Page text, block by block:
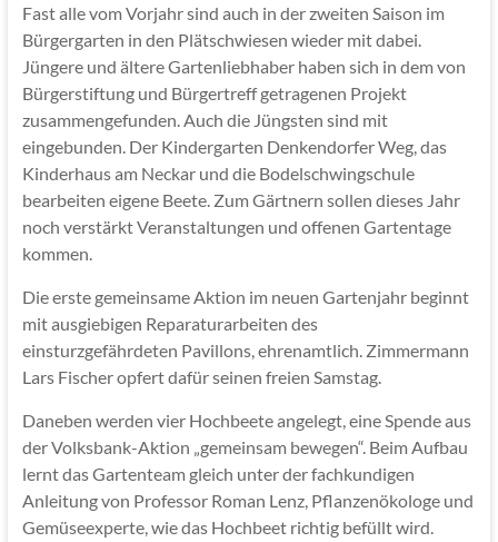
Fast alle vom Vorjahr sind auch in der zweiten Saison im
Bürgergarten in den Plätschwiesen wieder mit dabei.
Jüngere und ältere Gartenliebhaber haben sich in dem von
Bürgerstiftung und Bürgertreff getragenen Projekt
zusammengefunden. Auch die Jüngsten sind mit
eingebunden. Der Kindergarten Denkendorfer Weg, das
Kinderhaus am Neckar und die Bodelschwingschule
bearbeiten eigene Beete. Zum Gärtnern sollen dieses Jahr
noch verstärkt Veranstaltungen und offenen Gartentage
kommen.
Die erste gemeinsame Aktion im neuen Gartenjahr beginnt
mit ausgiebigen Reparaturarbeiten des
einsturzgefährdeten Pavillons, ehrenamtlich. Zimmermann
Lars Fischer opfert dafür seinen freien Samstag.
Daneben werden vier Hochbeete angelegt, eine Spende aus
der Volksbank-Aktion „gemeinsam bewegen“. Beim Aufbau
lernt das Gartenteam gleich unter der fachkundigen
Anleitung von Professor Roman Lenz, Pflanzenökologe und
Gemüseexperte, wie das Hochbeet richtig befüllt wird.